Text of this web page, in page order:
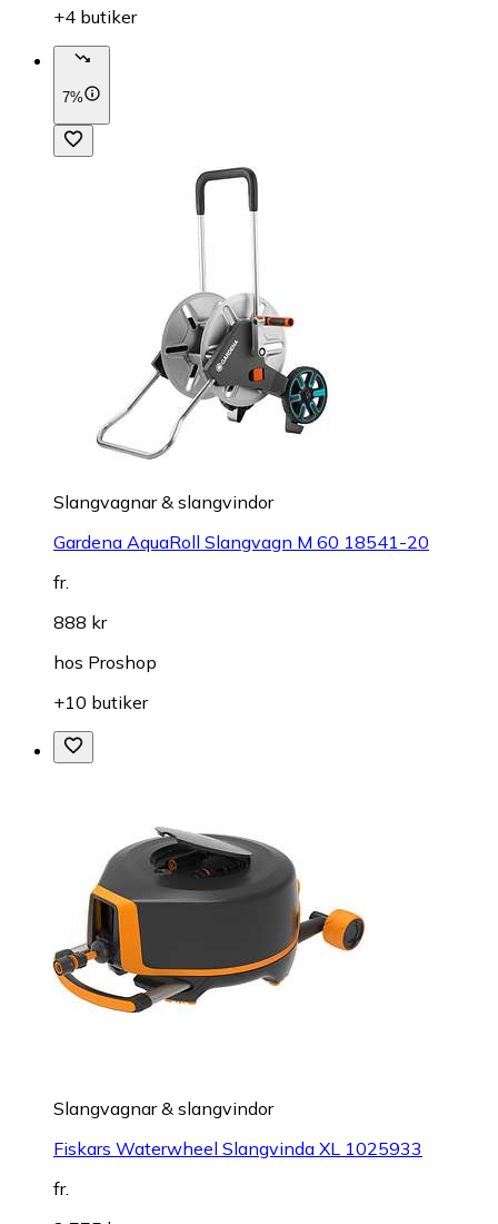
+4 butiker
7%
Slangvagnar & slangvindor
Gardena AquaRoll Slangvagn M 60 18541-20
fr.
888 kr
hos Proshop
+10 butiker
Slangvagnar & slangvindor
Fiskars Waterwheel Slangvinda XL 1025933
fr.